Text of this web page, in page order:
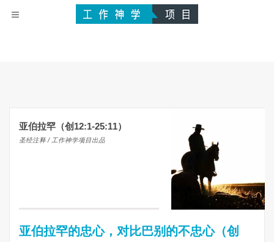
亚伯拉罕（创12:1-25:11）
圣经注释 / 工作神学项目出品
亚伯拉罕的忠心，对比巴别的不忠心（创